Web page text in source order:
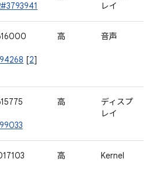
レイ
[2]
高 音声
高
ディスプ
レイ
高 Kernel